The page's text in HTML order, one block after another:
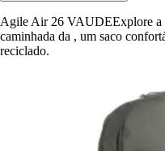
Agile Air 26 VAUDEExplore a
caminhada da , um saco
reciclado.